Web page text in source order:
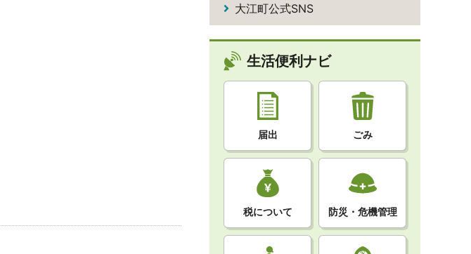
大江町公式SNS
生活便利ナビ
届出 ごみ
税について 防災・危機管理